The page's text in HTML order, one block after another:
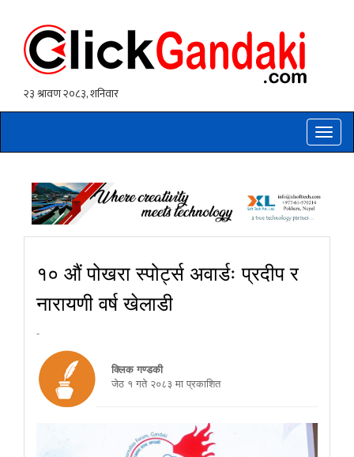
Toggle
१० औं पोखरा स्पोर्ट्स अवार्डः प्रदीप र
नारायणी वर्ष खेलाडी
-
क्लिक गण्डकी
जेठ १ गते २०८३ मा प्रकाशित